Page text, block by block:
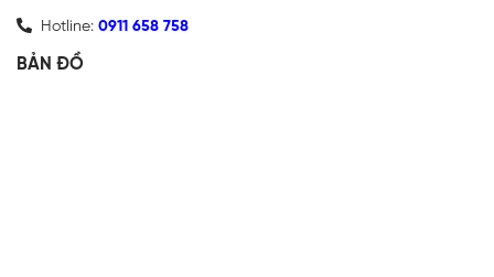
Hotline: 0911 658 758
BẢN ĐỒ